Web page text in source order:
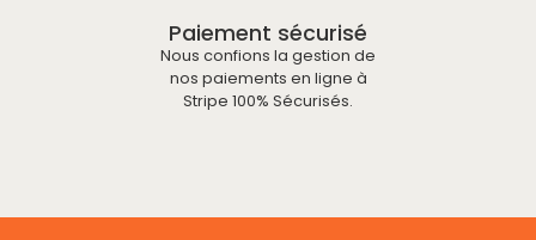
Paiement sécurisé
Nous confions la gestion de
nos paiements en ligne à
Stripe 100% Sécurisés.